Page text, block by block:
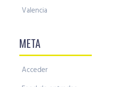
Valencia
META
Acceder